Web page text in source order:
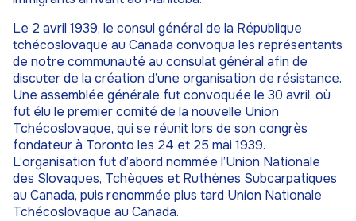
Le 2 avril 1939, le consul général de la République
tchécoslovaque au Canada convoqua les représentants
de notre communauté au consulat général afin de
discuter de la création d’une organisation de résistance.
Une assemblée générale fut convoquée le 30 avril, où
fut élu le premier comité de la nouvelle Union
Tchécoslovaque, qui se réunit lors de son congrès
fondateur à Toronto les 24 et 25 mai 1939.
L’organisation fut d’abord nommée l’Union Nationale
des Slovaques, Tchèques et Ruthènes Subcarpatiques
au Canada, puis renommée plus tard Union Nationale
Tchécoslovaque au Canada.